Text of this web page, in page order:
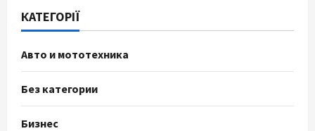
КАТЕГОРІЇ
Авто и мототехника
Без категории
Бизнес